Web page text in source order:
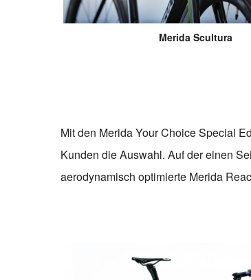
Merida Scultura
Mit den Merida Your Choice Special
Kunden die Auswahl. Auf der einen
aerodynamisch optimierte Merida